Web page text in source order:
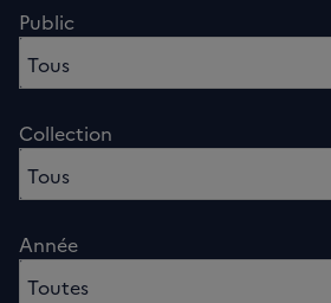
Public
Tous0 option sélectionnés
Collection
Tous0 option sélectionnés
Année
Toutes0 option sélectionnés